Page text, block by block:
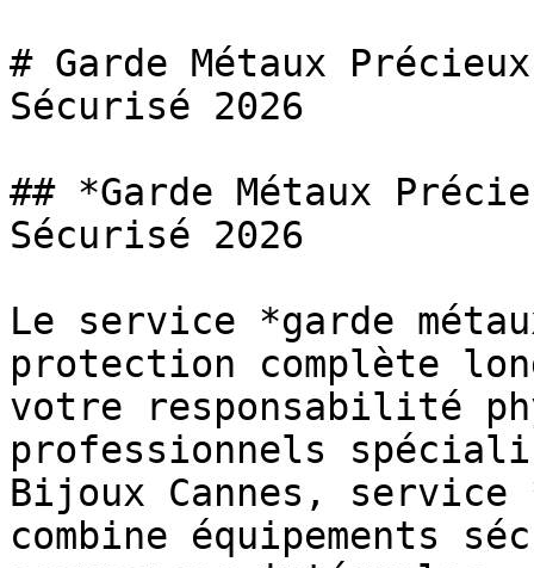
# Garde Métaux
Sécurisé 2026
## *Garde Métaux
Sécurisé 2026
Le service *garde
protection complète
votre responsabilité
professionnels
Bijoux Cannes, service
combine équipements